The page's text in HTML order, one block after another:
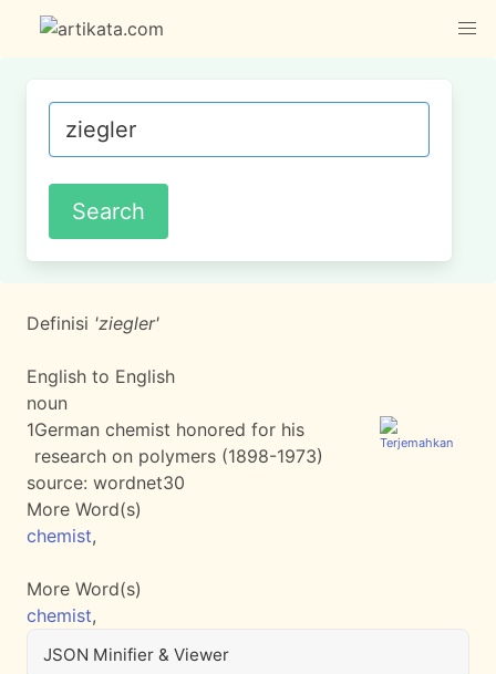
Definisi 'ziegler'
English to English
noun
1German chemist honored for his
research on polymers (1898-1973)
source: wordnet30
More Word(s)
chemist,
More Word(s)
chemist,
JSON Minifier & Viewer